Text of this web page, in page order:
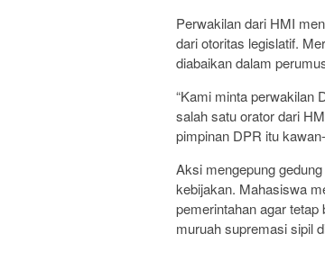
Perwakilan dari HMI
dari otoritas legislatif.
diabaikan dalam
“Kami minta perwakilan
salah satu orator dari
pimpinan DPR itu
Aksi mengepung
kebijakan. Mahasiswa
pemerintahan agar
muruah supremasi sipil